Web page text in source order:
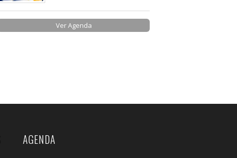
Ver Agenda
AGENDA